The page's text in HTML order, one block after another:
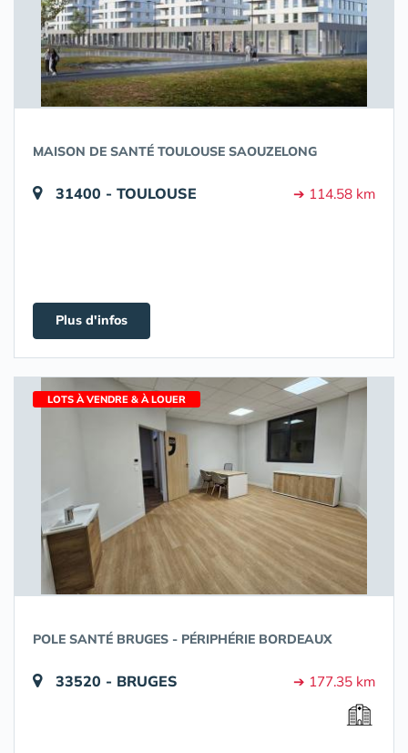
MAISON DE SANTÉ TOULOUSE SAOUZELONG
31400 - TOULOUSE ➔ 114.58 km
Plus d'infos
LOTS À VENDRE & À LOUER
POLE SANTÉ BRUGES - PÉRIPHÉRIE BORDEAUX
33520 - BRUGES ➔ 177.35 km